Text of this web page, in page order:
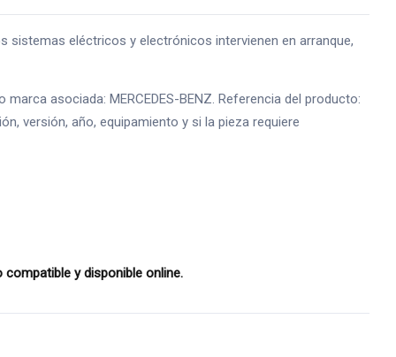
sistemas eléctricos y electrónicos intervienen en arranque,
asociada: MERCEDES-BENZ. Referencia del producto:
versión, año, equipamiento y si la pieza requiere
y disponible online.